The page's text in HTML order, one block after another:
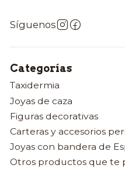
Síguenos
Categorías
Taxidermia
Joyas de caza
Figuras decorativas
Carteras y accesorios
Joyas con bandera de
Otros productos que te